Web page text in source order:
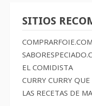
SITIOS
COMPRARFOIE.COM
EL COMIDISTA
CURRY CURRY
LAS RECETAS DE